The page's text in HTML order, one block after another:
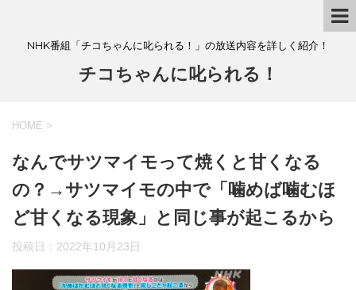
NHK番組「チコちゃんに叱られる！」の放送内容を詳しく紹介！
チコちゃんに叱られる！
HOME >
なんでサツマイモって焼くと甘くなる
の？→サツマイモの中で「噛めば噛むほ
ど甘くなる現象」と同じ事が起こるから
投稿日： 2022年10月23日